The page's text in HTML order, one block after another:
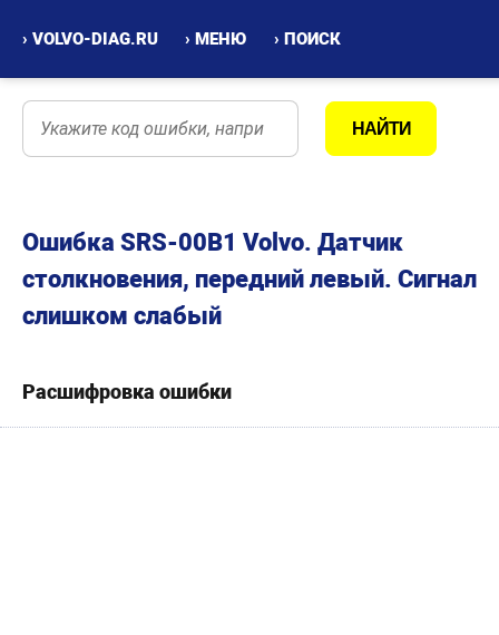
› VOLVO-DIAG.RU › МЕНЮ › ПОИСК
Ошибка SRS-00B1 Volvo. Датчик
столкновения, передний левый. Сигнал
слишком слабый
Расшифровка ошибки